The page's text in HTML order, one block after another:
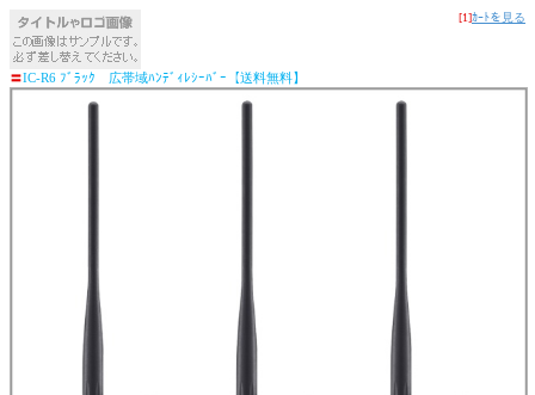
[1]ｶｰﾄを見る
〓IC-R6 ﾌﾞﾗｯｸ 広帯域ﾊﾝﾃﾞｨﾚｼｰﾊﾞｰ【送料無料】